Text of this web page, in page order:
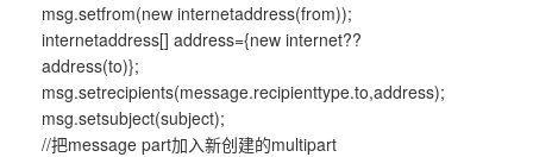
msg.setfrom(new internetaddress(from));
internetaddress[] address={new internet??
address(to)};
msg.setrecipients(message.recipienttype.to,address);
msg.setsubject(subject);
//把message part加入新创建的multipart